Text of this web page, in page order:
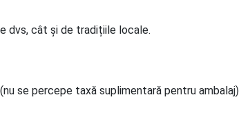
dvs, cât și de tradițiile locale.
se percepe taxă suplimentară pentru ambalaj)